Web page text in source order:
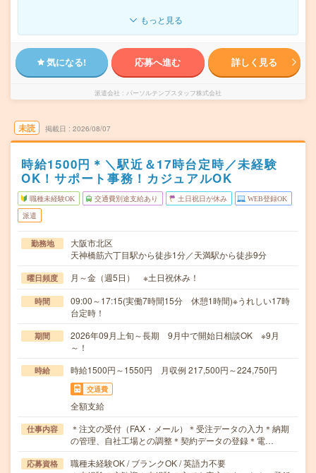
もっと見る
気になる! 応募へ進む 詳しく見る
派遣会社 パーソルテンプスタッフ株式会社
未読 掲載日 2026/08/07
時給1500円＊＼駅近＆17時台定時／未経験
OK！サポート事務！カジュアルOK
職種未経験OK 交通費別途支給あり 土日祝日が休み WEB登録OK
派遣
勤務地
大阪市北区
天神橋筋六丁目駅から徒歩1分／天満駅から徒歩9分
曜日頻度 月～金（週5日） ※土日祝休み！
時間
09:00～17:15(実働7時間15分 休憩1時間)※うれしい17時
台定時！
期間
2026年09月上旬～長期 9月中で開始日相談OK ※9月
～！
時給 時給1500円～1550円 月収例 217,500円～224,750円
交通費
全額支給
仕事内容
＊注文の受付（FAX・メール）＊受注データの入力＊納期
の管理、自社工場との調整＊契約データの登録＊電…
応募資格
職種未経験OK / ブランクOK / 英語力不要